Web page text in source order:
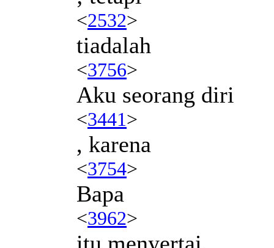
<2532>
tiadalah
<3756>
Aku seorang diri
<3441>
, karena
<3754>
Bapa
<3962>